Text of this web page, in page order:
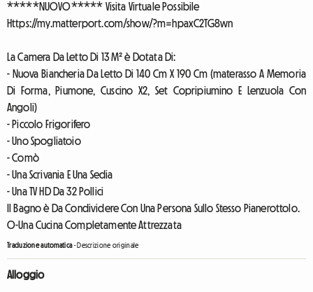
*****NUOVO***** Visita Virtuale Possibile
Https://my.matterport.com/show/?m=hpaxC2TG8wn
La Camera Da Letto Di 13 M² è Dotata Di:
- Nuova Biancheria Da Letto Di 140 Cm X 190 Cm (materasso A Memoria
Di Forma, Piumone, Cuscino X2, Set Copripiumino E Lenzuola Con
Angoli)
- Piccolo Frigorifero
- Uno Spogliatoio
- Comò
- Una Scrivania E Una Sedia
- Una TV HD Da 32 Pollici
Il Bagno è Da Condividere Con Una Persona Sullo Stesso Pianerottolo.
O-Una Cucina Completamente Attrezzata
Traduzione automatica-Descrizione originale
Alloggio